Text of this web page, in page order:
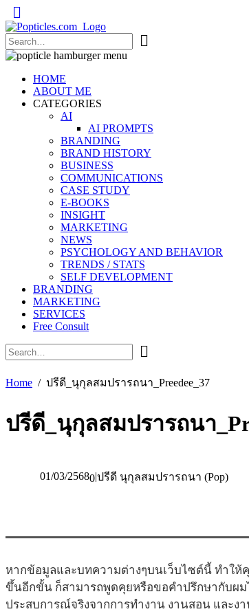
Popticles.com
HOME
ABOUT ME
CATEGORIES
AI
AI PROMPTS
BRANDING
BRAND HISTORY
BUSINESS
COMMUNICATIONS
CASE STUDY
E-BOOKS
INSIGHT
MARKETING
NEWS
PSYCHOLOGY AND BEHAVIOR
TRENDS / STATS
SELF DEVELOPMENT
BRANDING
MARKETING
SERVICES
Free Consult
Home ปรีดี_นุกุลสมปรารถนา_Preedee_37
ปรีดี_นุกุลสมปรารถนา
01/03/25680|ปรีดี นุกุลสมปรารถนา (Pop)
หากข้อมูลและบทความต่างๆบนเว็บไซต์นี้ ทำให้
ขึ้นอีกขั้น ก็สามารถพูดคุยหรือขอคำปรึกษากับผม
ประสบการณ์จริงจากการทำงาน งานสอน และง